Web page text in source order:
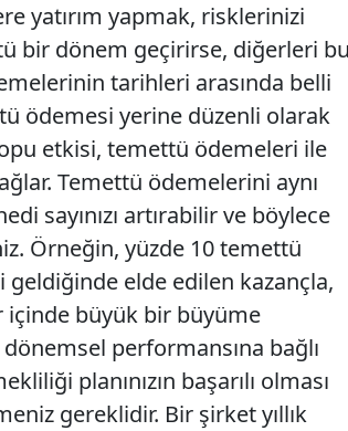
yatırım yapmak, risklerinizi
bir dönem geçirirse, diğerleri
tarihleri arasında belli
ödemesi yerine düzenli olarak
etkisi, temettü ödemeleri ile
Temettü ödemelerini aynı
sayınızı artırabilir ve böylece
Örneğin, yüzde 10 temettü
elde edilen kazançla,
içinde büyük bir büyüme
performansına bağlı
planınızın başarılı olması
gereklidir. Bir şirket yıllık